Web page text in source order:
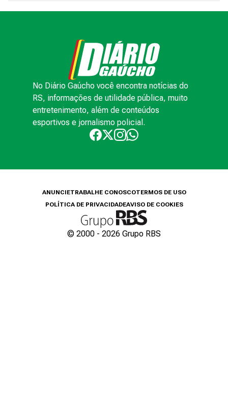
No Diário Gaúcho você encontra notícias do
RS, informações de utilidade pública, muito
entretenimento, além de conteúdos
esportivos e jornalismo policial.
ANUNCIETRABALHE CONOSCOTERMOS DE USO
POLÍTICA DE PRIVACIDADEAVISO DE COOKIES
© 2000 - 2026 Grupo RBS